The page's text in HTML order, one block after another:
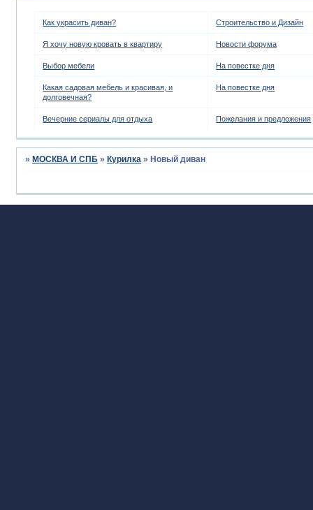
Как украсить диван? Строительство и Дизайн
Я хочу новую кровать в квартиру Новости форума
Выбор мебели На повестке дня
Какая садовая мебель и красивая, и
долговечная?
На повестке дня
Вечерние сериалы для отдыха Пожелания и предложения
» МОСКВА И СПБ » Курилка » Новый диван